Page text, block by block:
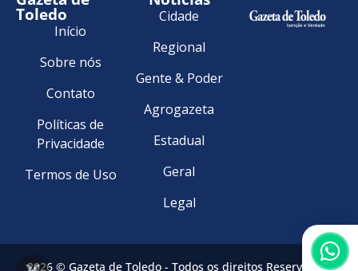
Toledo
Início
Sobre nós
Contato
Políticas de
Privacidade
Termos de Uso
Cidade
Regional
Gente & Poder
Agrogazeta
Estadual
Geral
Legal
2026 © Gazeta de Toledo - Todos os direitos Reservados.